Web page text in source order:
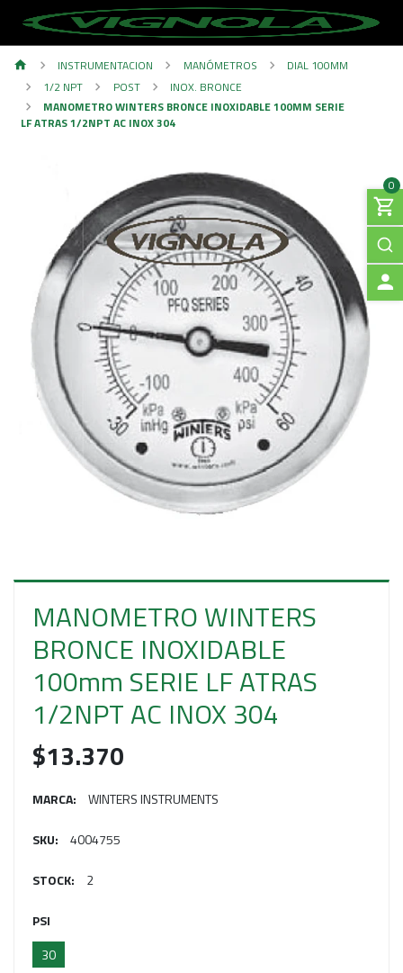
0
A
C
INSTRUMENTACION MANÓMETROS
DIAL 100MM
1/2 NPT
POST
INOX. BRONCE
MANOMETRO WINTERS BRONCE INOXIDABLE 100MM SERIE
LF ATRAS 1/2NPT AC INOX 304
MANOMETRO WINTERS
BRONCE INOXIDABLE
100mm SERIE LF ATRAS
1/2NPT AC INOX 304
$13.370
MARCA: WINTERS INSTRUMENTS
SKU: 4004755
STOCK: 2
PSI
30